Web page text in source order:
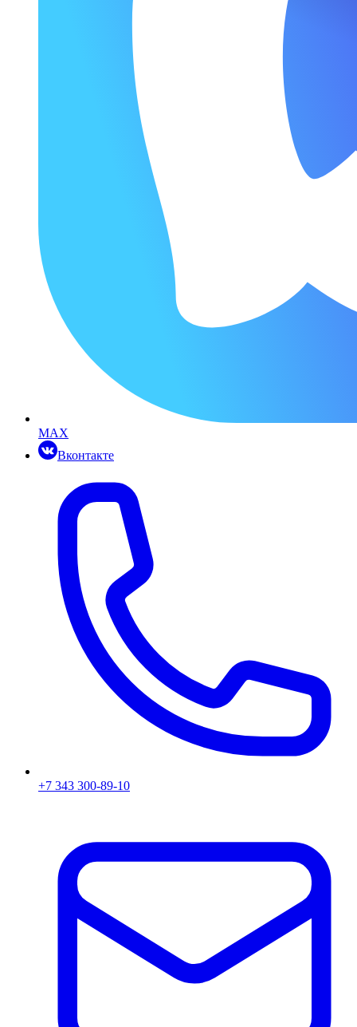
MAX
Вконтакте
+7 343 300-89-10